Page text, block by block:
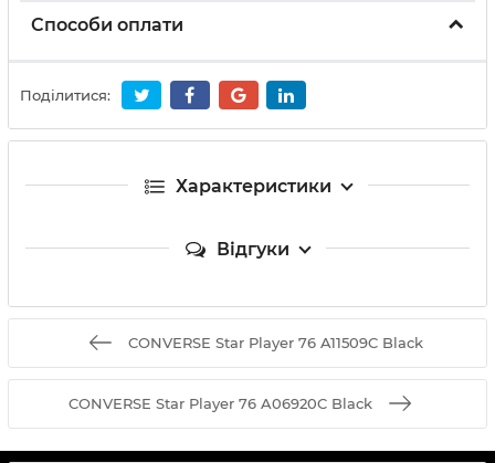
Способи оплати
Поділитися:
Характеристики
Відгуки
CONVERSE Star Player 76 A11509C Black
CONVERSE Star Player 76 A06920C Black